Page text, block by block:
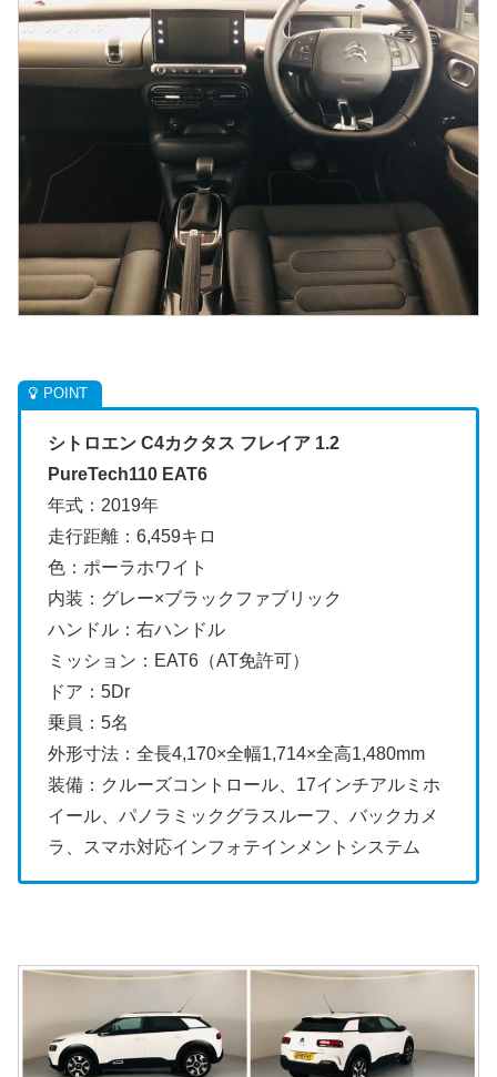
シトロエン C4カクタス フレイア 1.2
PureTech110 EAT6
年式：2019年
走行距離：6,459キロ
色：ポーラホワイト
内装：グレー×ブラックファブリック
ハンドル：右ハンドル
ミッション：EAT6（AT免許可）
ドア：5Dr
乗員：5名
外形寸法：全長4,170×全幅1,714×全高1,480mm
装備：クルーズコントロール、17インチアルミホ
イール、パノラミックグラスルーフ、バックカメ
ラ、スマホ対応インフォテインメントシステム